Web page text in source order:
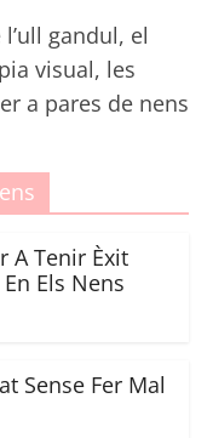
gandul, el
visual, les
a pares de nens
A Tenir Èxit
Els Nens
Sense Fer Mal